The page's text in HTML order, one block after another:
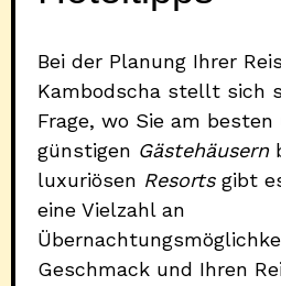
Bei der Planung Ihrer
Kambodscha stellt sich
Frage, wo Sie am besten
günstigen Gästehäusern
luxuriösen Resortsgibt
eine Vielzahl an
Geschmack und Ihren